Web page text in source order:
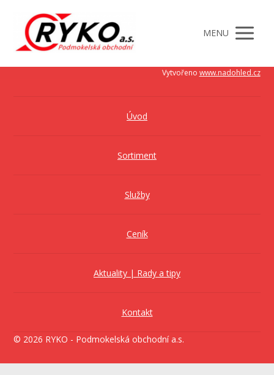
MENU
Vytvořeno www.nadohled.cz
Úvod
Sortiment
Služby
Ceník
Aktuality | Rady a tipy
Kontakt
© 2026 RYKO - Podmokelská obchodní a.s.